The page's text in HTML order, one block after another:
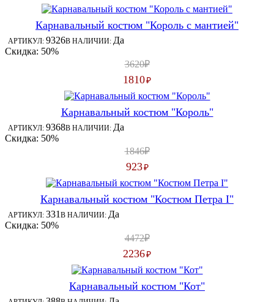
Карнавальный костюм "Король с мантией"
АРТИКУЛ: 9326В НАЛИЧИИ: Да
Скидка: 50%
3620₽
1810₽
Карнавальный костюм "Король"
АРТИКУЛ: 9368В НАЛИЧИИ: Да
Скидка: 50%
1846₽
923₽
Карнавальный костюм "Костюм Петра I"
АРТИКУЛ: 331 В НАЛИЧИИ: Да
Скидка: 50%
4472₽
2236₽
Карнавальный костюм "Кот"